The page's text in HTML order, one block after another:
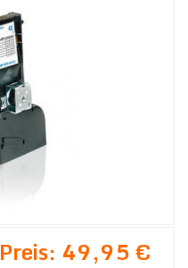
Preis: 49,95 €